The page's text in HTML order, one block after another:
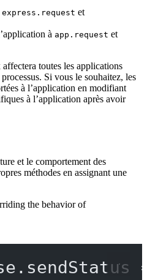
express.request et
à app.request et
toutes les applications
Si vous le souhaitez, les
à l’application en modifiant
à l’application après avoir
et le comportement des
méthodes en assignant une
the behavior of
sendStatus